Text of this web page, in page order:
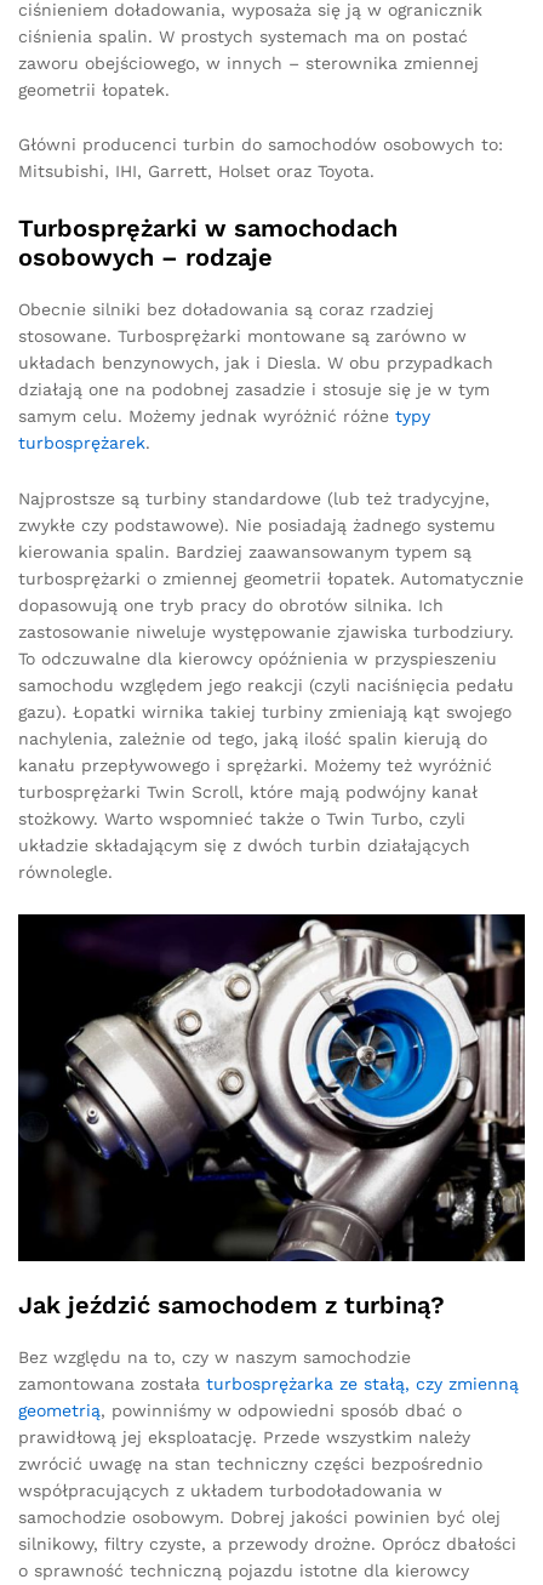
ciśnieniem doładowania, wyposaża się ją w ogranicznik
ciśnienia spalin. W prostych systemach ma on postać
zaworu obejściowego, w innych – sterownika zmiennej
geometrii łopatek.
Główni producenci turbin do samochodów osobowych to:
Mitsubishi, IHI, Garrett, Holset oraz Toyota.
Turbosprężarki w samochodach
osobowych – rodzaje
Obecnie silniki bez doładowania są coraz rzadziej
stosowane. Turbosprężarki montowane są zarówno w
układach benzynowych, jak i Diesla. W obu przypadkach
działają one na podobnej zasadzie i stosuje się je w tym
samym celu. Możemy jednak wyróżnić różne typy
turbosprężarek.
Najprostsze są turbiny standardowe (lub też tradycyjne,
zwykłe czy podstawowe). Nie posiadają żadnego systemu
kierowania spalin. Bardziej zaawansowanym typem są
turbosprężarki o zmiennej geometrii łopatek. Automatycznie
dopasowują one tryb pracy do obrotów silnika. Ich
zastosowanie niweluje występowanie zjawiska turbodziury.
To odczuwalne dla kierowcy opóźnienia w przyspieszeniu
samochodu względem jego reakcji (czyli naciśnięcia pedału
gazu). Łopatki wirnika takiej turbiny zmieniają kąt swojego
nachylenia, zależnie od tego, jaką ilość spalin kierują do
kanału przepływowego i sprężarki. Możemy też wyróżnić
turbosprężarki Twin Scroll, które mają podwójny kanał
stożkowy. Warto wspomnieć także o Twin Turbo, czyli
układzie składającym się z dwóch turbin działających
równolegle.
Jak jeździć samochodem z turbiną?
Bez względu na to, czy w naszym samochodzie
zamontowana została turbosprężarka ze stałą, czy zmienną
geometrią, powinniśmy w odpowiedni sposób dbać o
prawidłową jej eksploatację. Przede wszystkim należy
zwrócić uwagę na stan techniczny części bezpośrednio
współpracujących z układem turbodoładowania w
samochodzie osobowym. Dobrej jakości powinien być olej
silnikowy, filtry czyste, a przewody drożne. Oprócz dbałości
o sprawność techniczną pojazdu istotne dla kierowcy